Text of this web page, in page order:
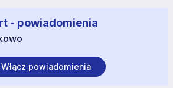
- powiadomienia
Włącz powiadomienia